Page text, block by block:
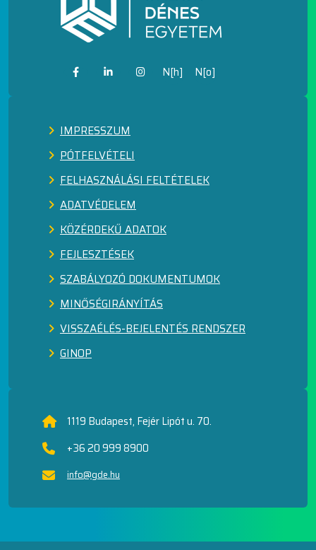
N[h] N[o]
IMPRESSZUM
PÓTFELVÉTELI
FELHASZNÁLÁSI FELTÉTELEK
ADATVÉDELEM
KÖZÉRDEKŰ ADATOK
FEJLESZTÉSEK
SZABÁLYOZÓ DOKUMENTUMOK
MINŐSÉGIRÁNYÍTÁS
VISSZAÉLÉS-BEJELENTÉS RENDSZER
GINOP
1119 Budapest, Fejér Lipót u. 70.
+36 20 999 8900
info@gde.hu